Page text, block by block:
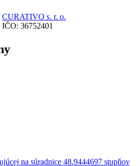
CURATIVO s. r. o.
IČO: 36752401